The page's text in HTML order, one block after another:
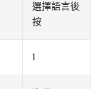
選擇語言後
按
1